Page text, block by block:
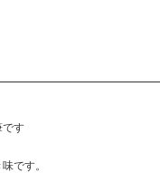
です
です。